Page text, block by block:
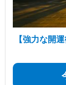
【強力な開